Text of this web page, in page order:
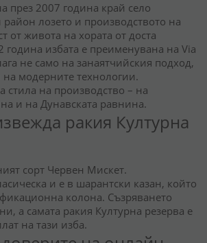
през 2007 година край село
район лозето и производството на
от живота на хората от доста
година избата е преименувана на Via
не само на занаятчийския подход,
на модерните технологии.
стила на производство – на
и на Дунавската равнина.
ракия Културна
сорт Червен Мискет.
и е в шарантски казан, който
колона. Съзряването
а самата ракия Културна резерва е
на тази изба.